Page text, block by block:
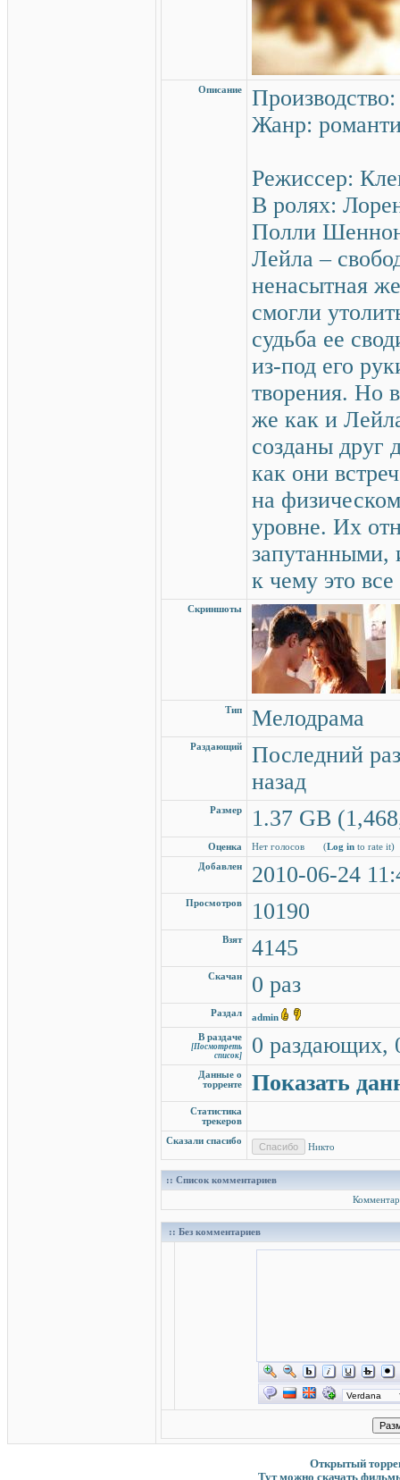
Описание
Жанр:
Режиссер:
В ролях:
Полли
Лейла –
ненасытная
смогли
судьба ее
из-под его
творения. Но
же как и
созданы друг
как они
на
уровне. Их
запутанными,
к чему это
Скриншоты
Тип Мелодрама
Раздающий
Последний
назад
Размер 1.37 GB
Оценка Нет голосов (Log in to rate it)
Добавлен
2010-06-24
Просмотров 10190
Взят 4145
Скачан 0 раз
Раздал
admin
В раздаче
[Посмотреть
список]
0 раздающих,
Данные о
торренте
Показать
Статистика
трекеров
Сказали спасибо
Никто
:: Список комментариев
:: Без комментариев
Открытый
Тут можно скачать